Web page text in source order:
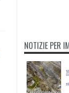
NOTIZIE PER